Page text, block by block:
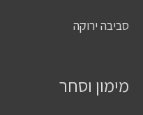
סביבה ירוקה
מימון וסחר